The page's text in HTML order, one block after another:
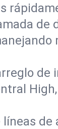
de
de
de